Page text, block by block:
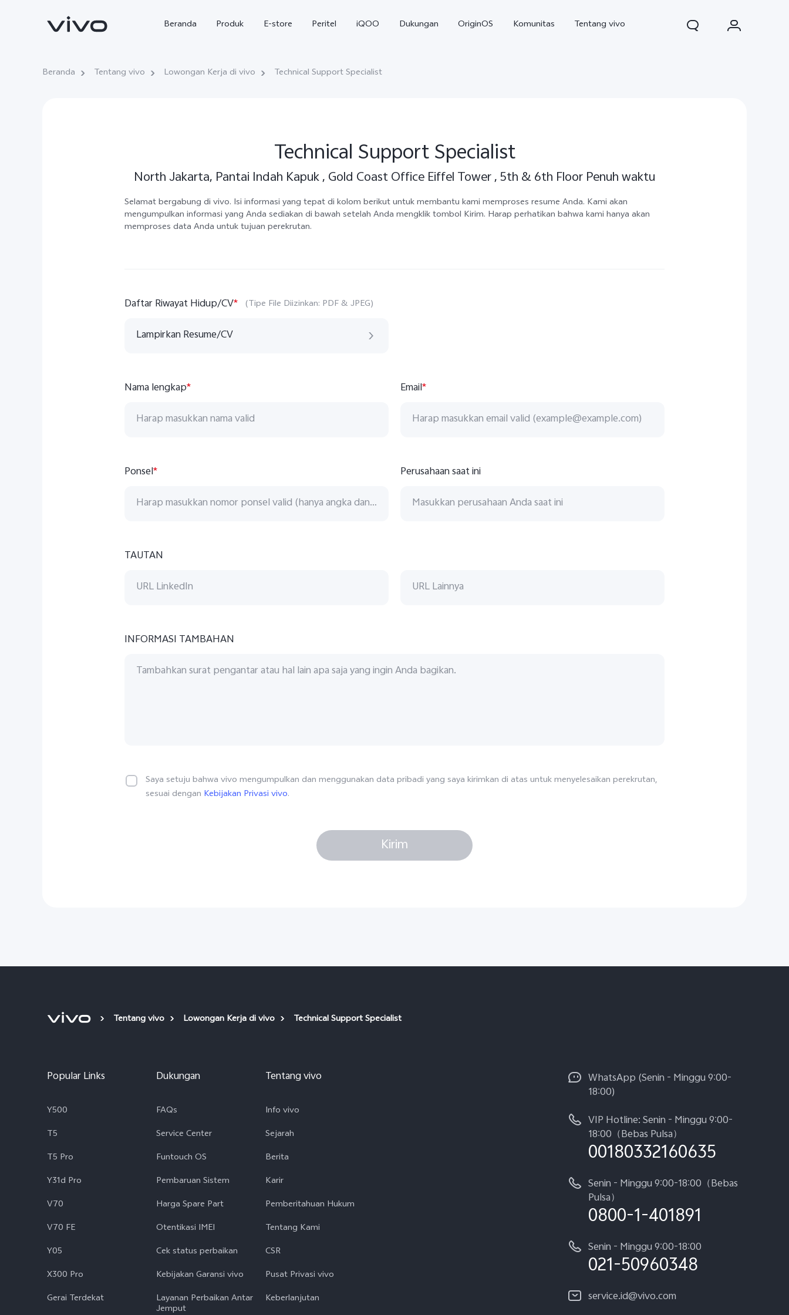
Beranda Produk E-store Peritel iQOO Dukungan OriginOS Komunitas Tentang vivo
X300 Ultra T5 T5 Pro
Beranda Tentang vivo Lowongan Kerja di vivo Technical Support Specialist
Technical Support Specialist
North Jakarta, Pantai Indah Kapuk , Gold Coast Office Eiffel Tower , 5th & 6th Floor Penuh waktu
Selamat bergabung di vivo. Isi informasi yang tepat di kolom berikut untuk membantu kami memproses resume Anda. Kami akan
mengumpulkan informasi yang Anda sediakan di bawah setelah Anda mengklik tombol Kirim. Harap perhatikan bahwa kami hanya akan
memproses data Anda untuk tujuan perekrutan.
Daftar Riwayat Hidup/CV* (Tipe File Diizinkan: PDF & JPEG)
Lampirkan Resume/CV
Nama lengkap* Email*
Ponsel* Perusahaan saat ini
TAUTAN
INFORMASI TAMBAHAN
Saya setuju bahwa vivo mengumpulkan dan menggunakan data pribadi yang saya kirimkan di atas untuk menyelesaikan perekrutan,
sesuai dengan Kebijakan Privasi vivo.
Kirim
Tentang vivo Lowongan Kerja di vivo Technical Support Specialist
Popular Links
Y500
T5
T5 Pro
Y31d Pro
V70
V70 FE
Y05
X300 Pro
Gerai Terdekat
Dukungan
FAQs
Service Center
Funtouch OS
Pembaruan Sistem
Harga Spare Part
Otentikasi IMEI
Cek status perbaikan
Kebijakan Garansi vivo
Layanan Perbaikan Antar
Jemput
Tentang vivo
Info vivo
Sejarah
Berita
Karir
Pemberitahuan Hukum
Tentang Kami
CSR
Pusat Privasi vivo
Keberlanjutan
WhatsApp (Senin - Minggu 9:00-
18:00)
VIP Hotline: Senin - Minggu 9:00-
18:00（Bebas Pulsa）
00180332160635
Senin - Minggu 9:00-18:00（Bebas
Pulsa）
0800-1-401891
Senin - Minggu 9:00-18:00
021-50960348
service.id@vivo.com